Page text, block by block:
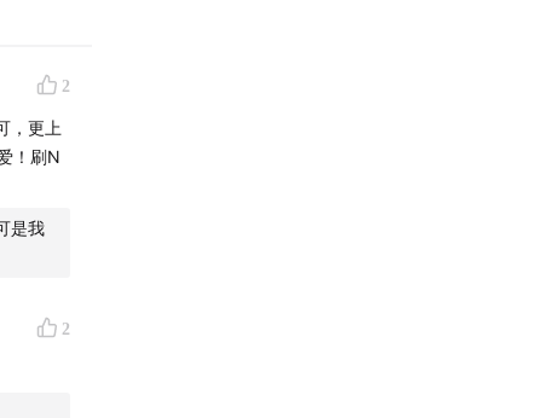
2
，更上
！刷N
是我
2